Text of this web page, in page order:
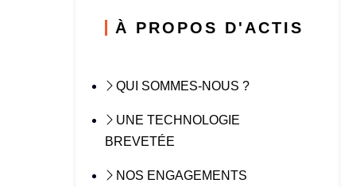
À PROPOS D'ACTIS
QUI SOMMES-NOUS ?
UNE TECHNOLOGIE
BREVETÉE
NOS ENGAGEMENTS